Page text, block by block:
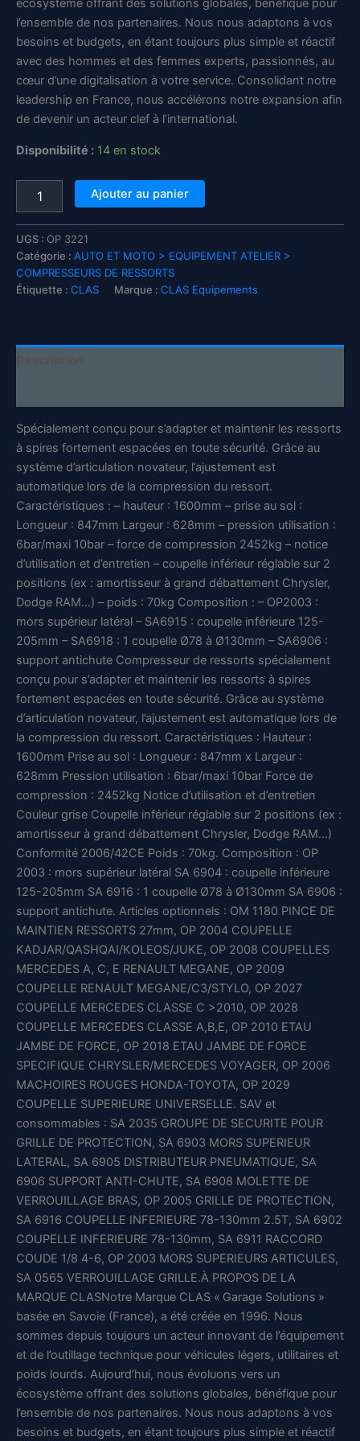
écosystème offrant des solutions globales, bénéfique pour
l’ensemble de nos partenaires. Nous nous adaptons à vos
besoins et budgets, en étant toujours plus simple et réactif
avec des hommes et des femmes experts, passionnés, au
cœur d’une digitalisation à votre service. Consolidant notre
leadership en France, nous accélérons notre expansion afin
de devenir un acteur clef à l’international.
Disponibilité : 14 en stock
de
ressorts
pneumatique
renforcé
2,4T
CLAS
Equipements
Ajouter au panier
UGS : OP 3221
Catégorie : AUTO ET MOTO > EQUIPEMENT ATELIER >
COMPRESSEURS DE RESSORTS
Étiquette : CLAS Marque : CLAS Equipements
Spécialement conçu pour s’adapter et maintenir les ressorts
à spires fortement espacées en toute sécurité. Grâce au
système d’articulation novateur, l’ajustement est
automatique lors de la compression du ressort.
Caractéristiques : – hauteur : 1600mm – prise au sol :
Longueur : 847mm Largeur : 628mm – pression utilisation :
6bar/maxi 10bar – force de compression 2452kg – notice
d’utilisation et d’entretien – coupelle inférieur réglable sur 2
positions (ex : amortisseur à grand débattement Chrysler,
Dodge RAM…) – poids : 70kg Composition : – OP2003 :
mors supérieur latéral – SA6915 : coupelle inférieure 125-
205mm – SA6918 : 1 coupelle Ø78 à Ø130mm – SA6906 :
support antichute Compresseur de ressorts spécialement
conçu pour s’adapter et maintenir les ressorts à spires
fortement espacées en toute sécurité. Grâce au système
d’articulation novateur, l’ajustement est automatique lors de
la compression du ressort. Caractéristiques : Hauteur :
1600mm Prise au sol : Longueur : 847mm x Largeur :
628mm Pression utilisation : 6bar/maxi 10bar Force de
compression : 2452kg Notice d’utilisation et d’entretien
Couleur grise Coupelle inférieur réglable sur 2 positions (ex :
amortisseur à grand débattement Chrysler, Dodge RAM…)
Conformité 2006/42CE Poids : 70kg. Composition : OP
2003 : mors supérieur latéral SA 6904 : coupelle inférieure
125-205mm SA 6916 : 1 coupelle Ø78 à Ø130mm SA 6906 :
support antichute. Articles optionnels : OM 1180 PINCE DE
MAINTIEN RESSORTS 27mm, OP 2004 COUPELLE
KADJAR/QASHQAI/KOLEOS/JUKE, OP 2008 COUPELLES
MERCEDES A, C, E RENAULT MEGANE, OP 2009
COUPELLE RENAULT MEGANE/C3/STYLO, OP 2027
COUPELLE MERCEDES CLASSE C >2010, OP 2028
COUPELLE MERCEDES CLASSE A,B,E, OP 2010 ETAU
JAMBE DE FORCE, OP 2018 ETAU JAMBE DE FORCE
SPECIFIQUE CHRYSLER/MERCEDES VOYAGER, OP 2006
MACHOIRES ROUGES HONDA-TOYOTA, OP 2029
COUPELLE SUPERIEURE UNIVERSELLE. SAV et
consommables : SA 2035 GROUPE DE SECURITE POUR
GRILLE DE PROTECTION, SA 6903 MORS SUPERIEUR
LATERAL, SA 6905 DISTRIBUTEUR PNEUMATIQUE, SA
6906 SUPPORT ANTI-CHUTE, SA 6908 MOLETTE DE
VERROUILLAGE BRAS, OP 2005 GRILLE DE PROTECTION,
SA 6916 COUPELLE INFERIEURE 78-130mm 2.5T, SA 6902
COUPELLE INFERIEURE 78-130mm, SA 6911 RACCORD
COUDE 1/8 4-6, OP 2003 MORS SUPERIEURS ARTICULES,
SA 0565 VERROUILLAGE GRILLE.À PROPOS DE LA
MARQUE CLASNotre Marque CLAS « Garage Solutions »
basée en Savoie (France), a été créée en 1996. Nous
sommes depuis toujours un acteur innovant de l’équipement
et de l’outillage technique pour véhicules légers, utilitaires et
poids lourds. Aujourd’hui, nous évoluons vers un
écosystème offrant des solutions globales, bénéfique pour
l’ensemble de nos partenaires. Nous nous adaptons à vos
besoins et budgets, en étant toujours plus simple et réactif